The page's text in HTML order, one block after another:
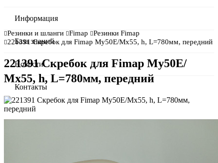
Информация
О компании
Сертификаты
Оплата и доставка
База знаний
Новости
Контакты
Резинки и шланги Fimap
Резинки Fimap
221391 Скребок для Fimap My50E/Мх55, h, L=780мм, передний
221391 Скребок для Fimap My50E/
Мх55, h, L=780мм, передний